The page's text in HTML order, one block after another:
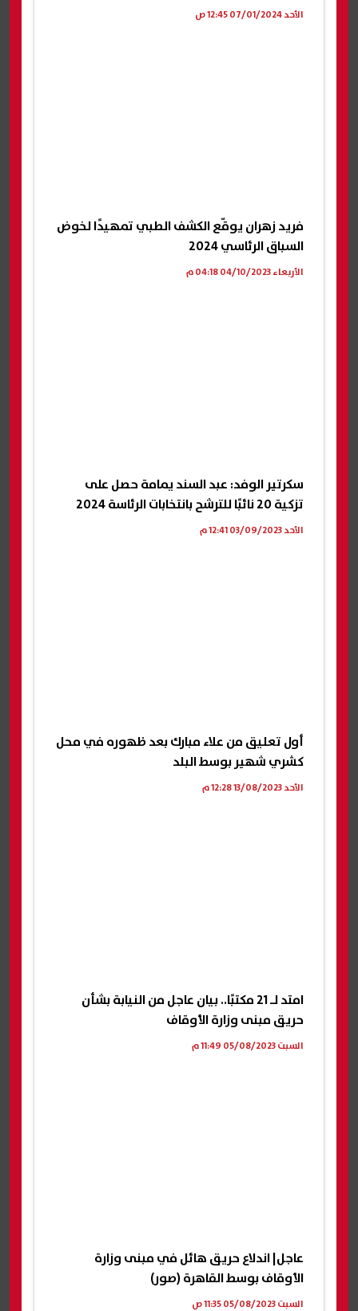
الأحد 07/01/2024 12:45 ص
فريد زهران يوقّع الكشف الطبي تمهيدًا لخوض
السباق الرئاسي 2024
الأربعاء 04/10/2023 04:18 م
سكرتير الوفد: عبد السند يمامة حصل على
تزكية 20 نائبًا للترشح بانتخابات الرئاسة 2024
الأحد 03/09/2023 12:41 م
أول تعليق من علاء مبارك بعد ظهوره في محل
كشري شهير بوسط البلد
الأحد 13/08/2023 12:28 م
امتد لـ 21 مكتبًا.. بيان عاجل من النيابة بشأن
حريق مبنى وزارة الأوقاف
السبت 05/08/2023 11:49 م
عاجل| اندلاع حريق هائل في مبنى وزارة
الأوقاف بوسط القاهرة (صور)
السبت 05/08/2023 11:35 ص